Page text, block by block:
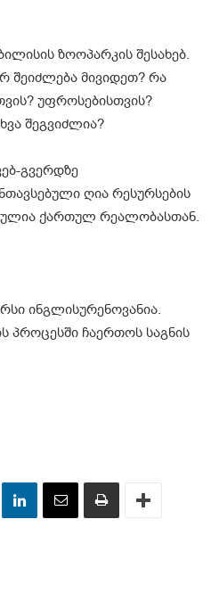
ზოოპარკის შესახებ.
მივიდეთ? რა
უფროსებისთვის?
შეგვიძლია?
გვერდზე
ღია რესურსების
ქართულ რეალობასთან.
ინგლისურენოვანია.
პროცესში ჩაერთოს საგნის